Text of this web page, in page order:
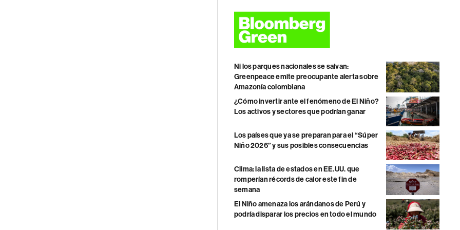
Ni los parques nacionales se salvan:
Greenpeace emite preocupante alerta sobre
Amazonía colombiana
¿Cómo invertir ante el fenómeno de El Niño?
Los activos y sectores que podrían ganar
Los países que ya se preparan para el “Súper
Niño 2026” y sus posibles consecuencias
Clima: la lista de estados en EE.UU. que
romperían récords de calor este fin de
semana
El Niño amenaza los arándanos de Perú y
podría disparar los precios en todo el mundo